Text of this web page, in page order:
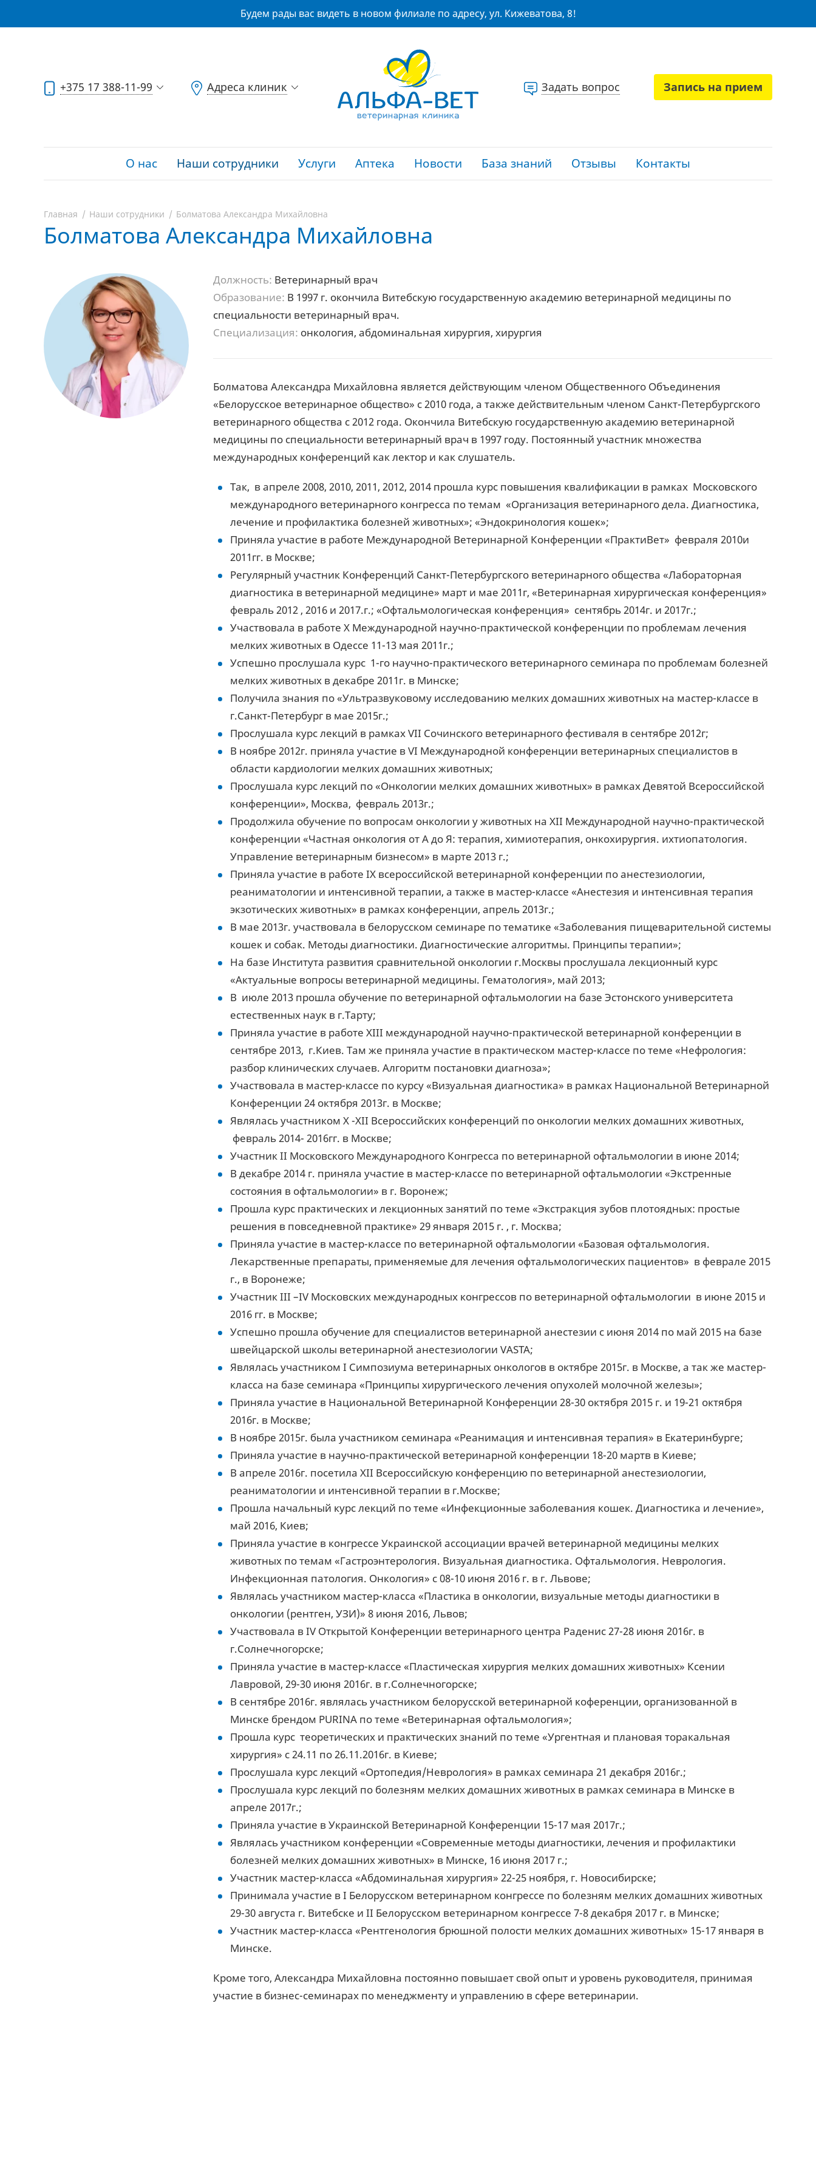
Будем рады вас видеть в новом филиале по адресу, ул. Кижеватова, 8!
+375 17 388-11-99 Адреса клиник Задать вопрос Запись на прием
О нас Наши сотрудники Услуги Аптека Новости База знаний Отзывы Контакты
Главная Наши сотрудники Болматова Александра Михайловна
Болматова Александра Михайловна
Должность: Ветеринарный врач
Образование: В 1997 г. окончила Витебскую государственную академию ветеринарной медицины по
специальности ветеринарный врач.
Специализация: онкология, абдоминальная хирургия, хирургия
Болматова Александра Михайловна является действующим членом Общественного Объединения
«Белорусское ветеринарное общество» с 2010 года, а также действительным членом Санкт-Петербургского
ветеринарного общества с 2012 года. Окончила Витебскую государственную академию ветеринарной
медицины по специальности ветеринарный врач в 1997 году. Постоянный участник множества
международных конференций как лектор и как слушатель.
Так, в апреле 2008, 2010, 2011, 2012, 2014 прошла курс повышения квалификации в рамках Московского
международного ветеринарного конгресса по темам «Организация ветеринарного дела. Диагностика,
лечение и профилактика болезней животных»; «Эндокринология кошек»;
Приняла участие в работе Международной Ветеринарной Конференции «ПрактиВет» февраля 2010и
2011гг. в Москве;
Регулярный участник Конференций Санкт-Петербургского ветеринарного общества «Лабораторная
диагностика в ветеринарной медицине» март и мае 2011г, «Ветеринарная хирургическая конференция»
февраль 2012 , 2016 и 2017.г.; «Офтальмологическая конференция» сентябрь 2014г. и 2017г.;
Участвовала в работе Х Международной научно-практической конференции по проблемам лечения
мелких животных в Одессе 11-13 мая 2011г.;
Успешно прослушала курс 1-го научно-практического ветеринарного семинара по проблемам болезней
мелких животных в декабре 2011г. в Минске;
Получила знания по «Ультразвуковому исследованию мелких домашних животных на мастер-классе в
г.Санкт-Петербург в мае 2015г.;
Прослушала курс лекций в рамках VII Сочинского ветеринарного фестиваля в сентябре 2012г;
В ноябре 2012г. приняла участие в VI Международной конференции ветеринарных специалистов в
области кардиологии мелких домашних животных;
Прослушала курс лекций по «Онкологии мелких домашних животных» в рамках Девятой Всероссийской
конференции», Москва, февраль 2013г.;
Продолжила обучение по вопросам онкологии у животных на XII Международной научно-практической
конференции «Частная онкология от А до Я: терапия, химиотерапия, онкохирургия. ихтиопатология.
Управление ветеринарным бизнесом» в марте 2013 г.;
Приняла участие в работе IX всероссийской ветеринарной конференции по анестезиологии,
реаниматологии и интенсивной терапии, а также в мастер-классе «Анестезия и интенсивная терапия
экзотических животных» в рамках конференции, апрель 2013г.;
В мае 2013г. участвовала в белорусском семинаре по тематике «Заболевания пищеварительной системы
кошек и собак. Методы диагностики. Диагностические алгоритмы. Принципы терапии»;
На базе Института развития сравнительной онкологии г.Москвы прослушала лекционный курс
«Актуальные вопросы ветеринарной медицины. Гематология», май 2013;
В июле 2013 прошла обучение по ветеринарной офтальмологии на базе Эстонского университета
естественных наук в г.Тарту;
Приняла участие в работе XIII международной научно-практической ветеринарной конференции в
сентябре 2013, г.Киев. Там же приняла участие в практическом мастер-классе по теме «Нефрология:
разбор клинических случаев. Алгоритм постановки диагноза»;
Участвовала в мастер-классе по курсу «Визуальная диагностика» в рамках Национальной Ветеринарной
Конференции 24 октября 2013г. в Москве;
Являлась участником X -XII Всероссийских конференций по онкологии мелких домашних животных,
февраль 2014- 2016гг. в Москве;
Участник II Московского Международного Конгресса по ветеринарной офтальмологии в июне 2014;
В декабре 2014 г. приняла участие в мастер-классе по ветеринарной офтальмологии «Экстренные
состояния в офтальмологии» в г. Воронеж;
Прошла курс практических и лекционных занятий по теме «Экстракция зубов плотоядных: простые
решения в повседневной практике» 29 января 2015 г. , г. Москва;
Приняла участие в мастер-классе по ветеринарной офтальмологии «Базовая офтальмология.
Лекарственные препараты, применяемые для лечения офтальмологических пациентов» в феврале 2015
г., в Воронеже;
Участник III –IV Московских международных конгрессов по ветеринарной офтальмологии в июне 2015 и
2016 гг. в Москве;
Успешно прошла обучение для специалистов ветеринарной анестезии с июня 2014 по май 2015 на базе
швейцарской школы ветеринарной анестезиологии VASTA;
Являлась участником I Симпозиума ветеринарных онкологов в октябре 2015г. в Москве, а так же мастер-
класса на базе семинара «Принципы хирургического лечения опухолей молочной железы»;
Приняла участие в Национальной Ветеринарной Конференции 28-30 октября 2015 г. и 19-21 октября
2016г. в Москве;
В ноябре 2015г. была участником семинара «Реанимация и интенсивная терапия» в Екатеринбурге;
Приняла участие в научно-практической ветеринарной конференции 18-20 мартв в Киеве;
В апреле 2016г. посетила XII Всероссийскую конференцию по ветеринарной анестезиологии,
реаниматологии и интенсивной терапии в г.Москве;
Прошла начальный курс лекций по теме «Инфекционные заболевания кошек. Диагностика и лечение»,
май 2016, Киев;
Приняла участие в конгрессе Украинской ассоциации врачей ветеринарной медицины мелких
животных по темам «Гастроэнтерология. Визуальная диагностика. Офтальмология. Неврология.
Инфекционная патология. Онкология» с 08-10 июня 2016 г. в г. Львове;
Являлась участником мастер-класса «Пластика в онкологии, визуальные методы диагностики в
онкологии (рентген, УЗИ)» 8 июня 2016, Львов;
Участвовала в IV Открытой Конференции ветеринарного центра Раденис 27-28 июня 2016г. в
г.Солнечногорске;
Приняла участие в мастер-классе «Пластическая хирургия мелких домашних животных» Ксении
Лавровой, 29-30 июня 2016г. в г.Солнечногорске;
В сентябре 2016г. являлась участником белорусской ветеринарной коференции, организованной в
Минске брендом PURINA по теме «Ветеринарная офтальмология»;
Прошла курс теоретических и практических знаний по теме «Ургентная и плановая торакальная
хирургия» с 24.11 по 26.11.2016г. в Киеве;
Прослушала курс лекций «Ортопедия/Неврология» в рамках семинара 21 декабря 2016г.;
Прослушала курс лекций по болезням мелких домашних животных в рамках семинара в Минске в
апреле 2017г.;
Приняла участие в Украинской Ветеринарной Конференции 15-17 мая 2017г.;
Являлась участником конференции «Современные методы диагностики, лечения и профилактики
болезней мелких домашних животных» в Минске, 16 июня 2017 г.;
Участник мастер-класса «Абдоминальная хирургия» 22-25 ноября, г. Новосибирске;
Принимала участие в I Белорусском ветеринарном конгрессе по болезням мелких домашних животных
29-30 августа г. Витебске и II Белорусском ветеринарном конгрессе 7-8 декабря 2017 г. в Минске;
Участник мастер-класса «Рентгенология брюшной полости мелких домашних животных» 15-17 января в
Минске.
Кроме того, Александра Михайловна постоянно повышает свой опыт и уровень руководителя, принимая
участие в бизнес-семинарах по менеджменту и управлению в сфере ветеринарии.